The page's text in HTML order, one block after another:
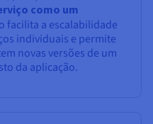
como um
facilita a escalabilidade
individuais e permite
novas versões de um
da aplicação.